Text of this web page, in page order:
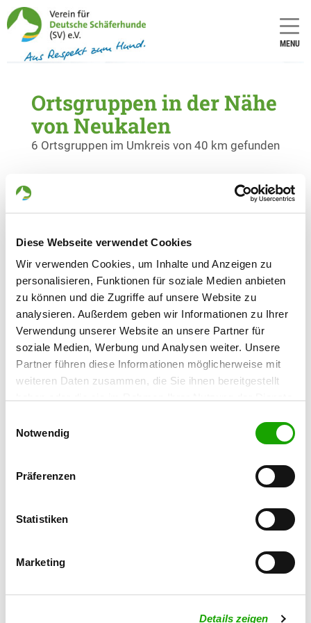
Diese Webseite verwendet Cookies
Wir verwenden Cookies, um Inhalte und Anzeigen zu
personalisieren, Funktionen für soziale Medien anbieten
zu können und die Zugriffe auf unsere Website zu
analysieren. Außerdem geben wir Informationen zu Ihrer
Verwendung unserer Website an unsere Partner für
soziale Medien, Werbung und Analysen weiter. Unsere
Partner führen diese Informationen möglicherweise mit
weiteren Daten zusammen, die Sie ihnen bereitgestellt
Cookies, wenn Sie unsere Webseite weiterhin nutzen.
Notwendig
Präferenzen
Statistiken
Marketing
Details zeigen
MENU
Ortsgruppen in der Nähe
von Neukalen
6 Ortsgruppen im Umkreis von 40 km gefunden
Details
17139 Malchin
OG - Demmin
Details
Devenerstraße
17109 Demmin
OG - Waren/Kamerun
Details
Kamerunerweg
OG - Bocksee
Details
17219 Bocksee
OG - Grimmen
OG - Güstrow-Borwinseck